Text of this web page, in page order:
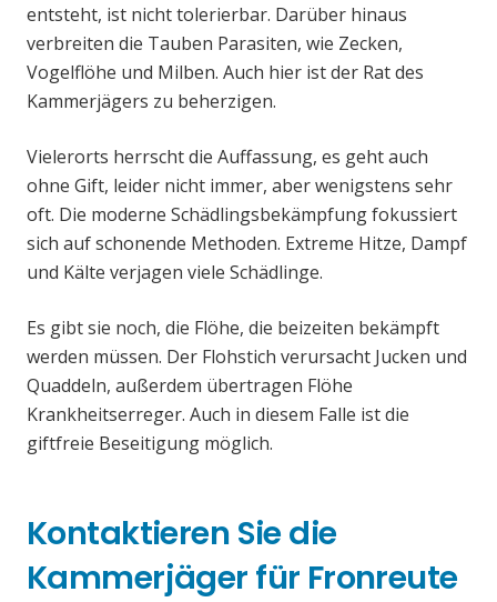
entsteht, ist nicht tolerierbar. Darüber hinaus
verbreiten die Tauben Parasiten, wie Zecken,
Vogelflöhe und Milben. Auch hier ist der Rat des
Kammerjägers zu beherzigen.
Vielerorts herrscht die Auffassung, es geht auch
ohne Gift, leider nicht immer, aber wenigstens sehr
oft. Die moderne Schädlingsbekämpfung fokussiert
sich auf schonende Methoden. Extreme Hitze, Dampf
und Kälte verjagen viele Schädlinge.
Es gibt sie noch, die Flöhe, die beizeiten bekämpft
werden müssen. Der Flohstich verursacht Jucken und
Quaddeln, außerdem übertragen Flöhe
Krankheitserreger. Auch in diesem Falle ist die
giftfreie Beseitigung möglich.
Kontaktieren Sie die
Kammerjäger für Fronreute